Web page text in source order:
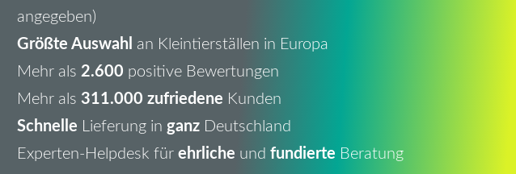
angegeben)
Größte Auswahl an Kleintierställen in Europa
Mehr als 2.600 positive Bewertungen
Mehr als 311.000 zufriedene Kunden
Schnelle Lieferung in ganzDeutschland
Experten-Helpdesk fürehrliche und fundierte Beratung